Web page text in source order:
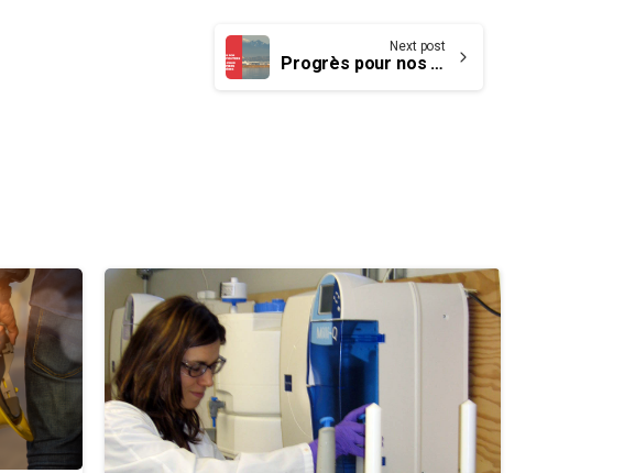
Next post
Progrès pour nos pompiers et pompières à YVR